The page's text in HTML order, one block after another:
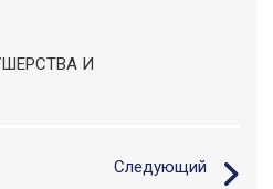
И
Следующий